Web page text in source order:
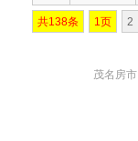
共138条 1页 2
茂名房市|